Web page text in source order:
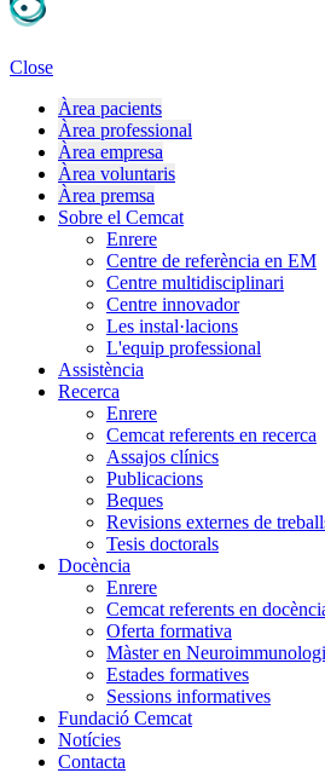
Close
Àrea pacients
Àrea professional
Àrea empresa
Àrea voluntaris
Àrea premsa
Sobre el Cemcat
Enrere
Centre de referència en EM
Centre multidisciplinari
Centre innovador
Les instal·lacions
L'equip professional
Assistència
Recerca
Enrere
Cemcat referents en recerca
Assajos clínics
Publicacions
Beques
Revisions externes de
Tesis doctorals
Docència
Enrere
Cemcat referents en
Oferta formativa
Màster en
Estades formatives
Sessions informatives
Fundació Cemcat
Notícies
Contacta